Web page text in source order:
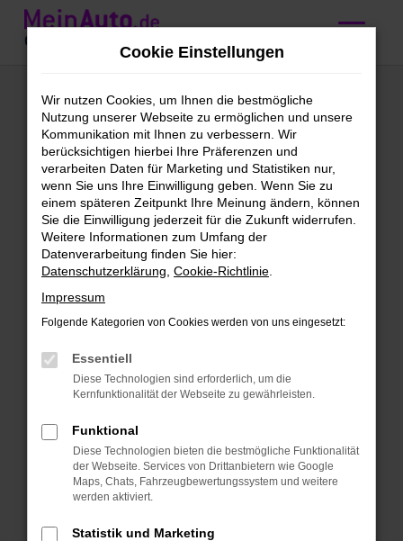
Zum
Hauptinhalt
Mercedes-Benz
Gebrauchtwagen
kaufen mit
Lieferservice nach
Zürich
Gebrauchtwagen – Qualität für
Zürich
Mercedes-Benz Gebrauchtwagen sind
unser täglich Brot. Wir bieten dir eine
lassen dich sprichwörtlich „aus dem
Vollen schöpfen“. Hinzu kommt, dass wir
für dich die Lieferung direkt nach Zürich
oder einen anderen Ort, irgendwo in
Deutschland, übernehmen. Wir lassen
Cookie Einstellungen
Wir nutzen Cookies, um Ihnen die bestmögliche
Nutzung unserer Webseite zu ermöglichen und unsere
Kommunikation mit Ihnen zu verbessern. Wir
berücksichtigen hierbei Ihre Präferenzen und
verarbeiten Daten für Marketing und Statistiken nur,
wenn Sie uns Ihre Einwilligung geben. Wenn Sie zu
einem späteren Zeitpunkt Ihre Meinung ändern, können
Sie die Einwilligung jederzeit für die Zukunft widerrufen.
Weitere Informationen zum Umfang der
Datenverarbeitung finden Sie hier:
Datenschutzerklärung Cookie-Richtlinie
Impressum
Folgende Kategorien von Cookies werden von uns eingesetzt:
Essentiell
Diese Technologien sind erforderlich, um die
Kernfunktionalität der Webseite zu gewährleisten.
Funktional
Diese Technologien bieten die bestmögliche Funktionalität
der Webseite. Services von Drittanbietern wie Google
Maps, Chats, Fahrzeugbewertungssystem und weitere
werden aktiviert.
Statistik und Marketing